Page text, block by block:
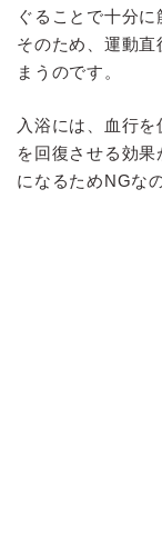
ぐることで十分
そのため、運動
まうのです。
入浴には、血行
を回復させる効
になるためNGな